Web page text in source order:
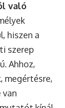
való
hiszen a
szerep
Ahhoz,
megértésre,
van